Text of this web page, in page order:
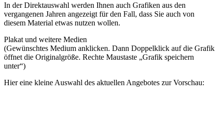
In der Direktauswahl werden Ihnen auch Grafiken aus den
vergangenen Jahren angezeigt für den Fall, dass Sie auch von
diesem Material etwas nutzen wollen.
Plakat und weitere Medien
(Gewünschtes Medium anklicken. Dann Doppelklick auf die Grafik
öffnet die Originalgröße. Rechte Maustaste „Grafik speichern
unter“)
Hier eine kleine Auswahl des aktuellen Angebotes zur Vorschau: